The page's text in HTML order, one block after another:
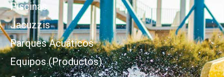
Piscinas
Jacuzzis
Parques Acuáticos
Equipos (Productos)